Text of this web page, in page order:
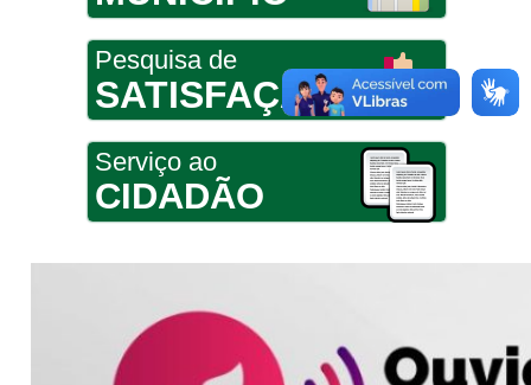
Pesquisa de
SATISFAÇÃO
Serviço ao
CIDADÃO